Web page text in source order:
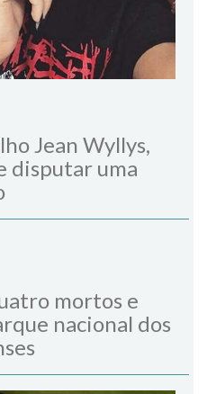
Jean Wyllys,
disputar uma
mortos e
nacional dos